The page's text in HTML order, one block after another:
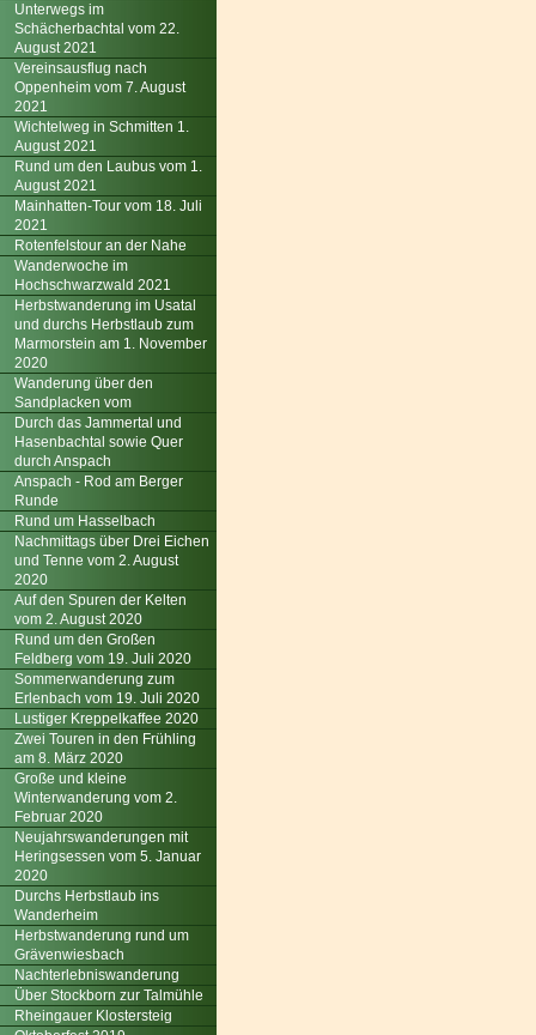
Unterwegs im
Schächerbachtal vom 22.
August 2021
Vereinsausflug nach
Oppenheim vom 7. August
2021
Wichtelweg in Schmitten 1.
August 2021
Rund um den Laubus vom 1.
August 2021
Mainhatten-Tour vom 18. Juli
2021
Rotenfelstour an der Nahe
Wanderwoche im
Hochschwarzwald 2021
Herbstwanderung im Usatal
und durchs Herbstlaub zum
Marmorstein am 1. November
2020
Wanderung über den
Sandplacken vom
Durch das Jammertal und
Hasenbachtal sowie Quer
durch Anspach
Anspach - Rod am Berger
Runde
Rund um Hasselbach
Nachmittags über Drei Eichen
und Tenne vom 2. August
2020
Auf den Spuren der Kelten
vom 2. August 2020
Rund um den Großen
Feldberg vom 19. Juli 2020
Sommerwanderung zum
Erlenbach vom 19. Juli 2020
Lustiger Kreppelkaffee 2020
Zwei Touren in den Frühling
am 8. März 2020
Große und kleine
Winterwanderung vom 2.
Februar 2020
Neujahrswanderungen mit
Heringsessen vom 5. Januar
2020
Durchs Herbstlaub ins
Wanderheim
Herbstwanderung rund um
Grävenwiesbach
Nachterlebniswanderung
Über Stockborn zur Talmühle
Rheingauer Klostersteig